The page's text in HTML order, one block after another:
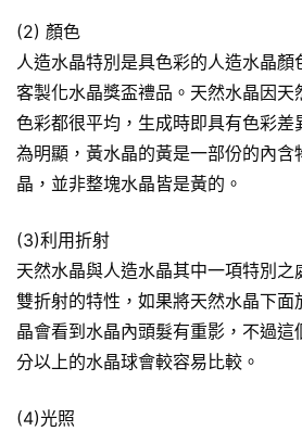
(2) 顏色
人造水晶特別是具色彩的人造水晶
客製化水晶獎盃禮品。天然水晶因天
色彩都很平均，生成時即具有色彩差
為明顯，黃水晶的黃是一部份的內含
晶，並非整塊水晶皆是黃的。
(3)利用折射
天然水晶與人造水晶其中一項特別
雙折射的特性，如果將天然水晶下面
晶會看到水晶內頭髮有重影，不過
分以上的水晶球會較容易比較。
(4)光照